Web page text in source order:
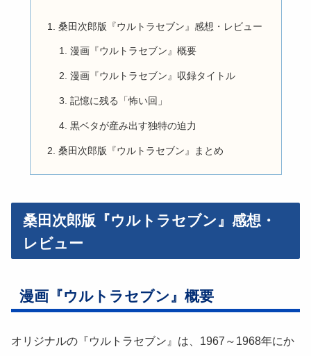
桑田次郎版『ウルトラセブン』感想・レビュー
漫画『ウルトラセブン』概要
漫画『ウルトラセブン』収録タイトル
記憶に残る「怖い回」
黒ベタが産み出す独特の迫力
桑田次郎版『ウルトラセブン』まとめ
桑田次郎版『ウルトラセブン』感想・
レビュー
漫画『ウルトラセブン』概要
オリジナルの『ウルトラセブン』は、1967～1968年にか